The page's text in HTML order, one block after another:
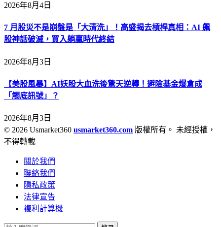
2026年8月4日
7 月股災不是崩盤是「大清洗」！高盛揭去槓桿真相：AI 飆
股神話破滅，買入躺贏時代終結
2026年8月3日
【美股風暴】AI妖股大血洗後驚天逆轉！避險基金爆倉成
「觸底訊號」？
2026年8月3日
© 2026 Usmarket360 usmarket360.com 版權所有。 未經授權，
不得轉載
關於我們
聯絡我們
隱私政策
法律宣告
複利計算機